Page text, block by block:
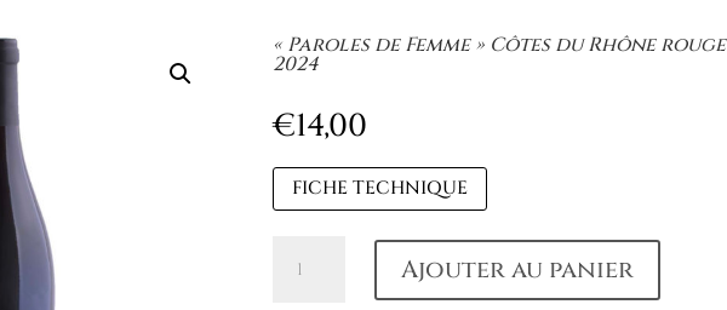
« Paroles de Femme » Côtes du Rhône rouge
2024
€14,00
FICHE TECHNIQUE
Ajouter au panier